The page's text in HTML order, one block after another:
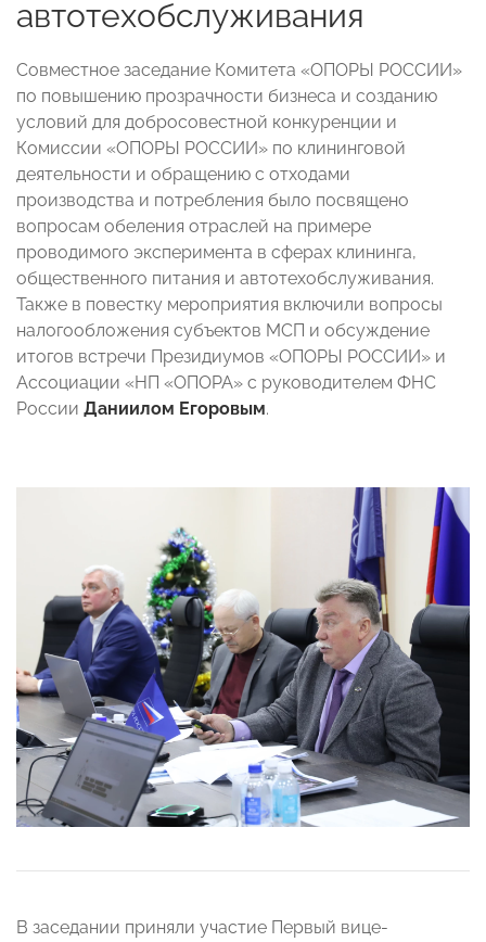
автотехобслуживания
Совместное заседание Комитета «ОПОРЫ РОССИИ»
по повышению прозрачности бизнеса и созданию
условий для добросовестной конкуренции и
Комиссии «ОПОРЫ РОССИИ» по клининговой
деятельности и обращению с отходами
производства и потребления было посвящено
вопросам обеления отраслей на примере
проводимого эксперимента в сферах клининга,
общественного питания и автотехобслуживания.
Также в повестку мероприятия включили вопросы
налогообложения субъектов МСП и обсуждение
итогов встречи Президиумов «ОПОРЫ РОССИИ» и
Ассоциации «НП «ОПОРА» с руководителем ФНС
России Даниилом Егоровым.
В заседании приняли участие Первый вице-